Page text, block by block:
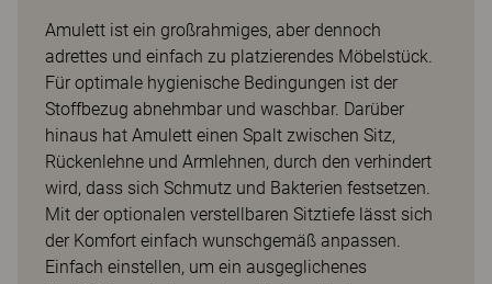
Amulett ist ein großrahmiges, aber dennoch
adrettes und einfach zu platzierendes Möbelstück.
Für optimale hygienische Bedingungen ist der
Stoffbezug abnehmbar und waschbar. Darüber
hinaus hat Amulett einen Spalt zwischen Sitz,
Rückenlehne und Armlehnen, durch den verhindert
wird, dass sich Schmutz und Bakterien festsetzen.
Mit der optionalen verstellbaren Sitztiefe lässt sich
der Komfort einfach wunschgemäß anpassen.
Einfach einstellen, um ein ausgeglichenes